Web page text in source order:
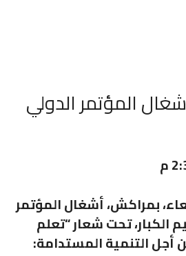
المؤتمر الدولي
بمراكش، أشغال المؤتمر
الكبار، تحت شعار “تعلم
أجل التنمية المستدامة: